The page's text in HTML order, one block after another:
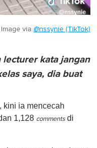
Image via @nssynie (TikTok)
lecturer kata jangan
saya, dia buat
kini ia mencecah
1,128 commentsdi